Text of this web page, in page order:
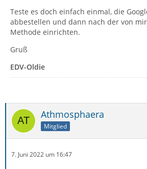
Teste es doch einfach einmal, die
abbestellen und dann nach der von
Methode einrichten.
Gruß
EDV-Oldie
Athmosphaera
Mitglied
7. Juni 2022 um 16:47